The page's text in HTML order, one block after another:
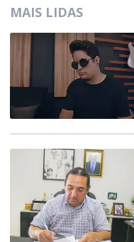
MAIS LIDAS